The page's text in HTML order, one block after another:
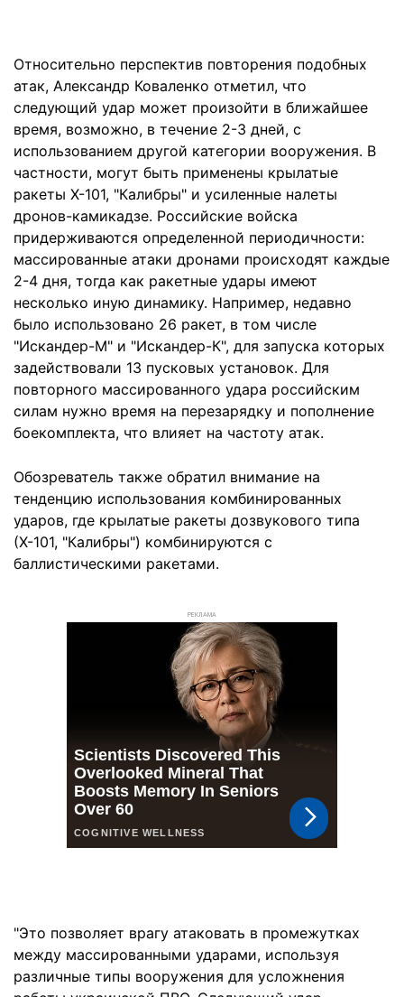
Относительно перспектив повторения подобных
атак, Александр Коваленко отметил, что
следующий удар может произойти в ближайшее
время, возможно, в течение 2-3 дней, с
использованием другой категории вооружения. В
частности, могут быть применены крылатые
ракеты Х-101, "Калибры" и усиленные налеты
дронов-камикадзе. Российские войска
придерживаются определенной периодичности:
массированные атаки дронами происходят каждые
2-4 дня, тогда как ракетные удары имеют
несколько иную динамику. Например, недавно
было использовано 26 ракет, в том числе
"Искандер-М" и "Искандер-К", для запуска которых
задействовали 13 пусковых установок. Для
повторного массированного удара российским
силам нужно время на перезарядку и пополнение
боекомплекта, что влияет на частоту атак.
Обозреватель также обратил внимание на
тенденцию использования комбинированных
ударов, где крылатые ракеты дозвукового типа
(Х-101, "Калибры") комбинируются с
баллистическими ракетами.
РЕКЛАМА
"Это позволяет врагу атаковать в промежутках
между массированными ударами, используя
различные типы вооружения для усложнения